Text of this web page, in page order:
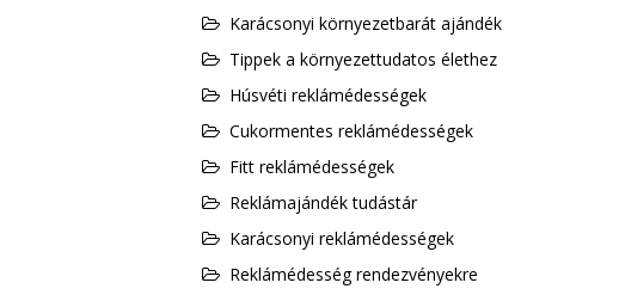
Karácsonyi környezetbarát ajándék
Tippek a környezettudatos élethez
Húsvéti reklámédességek
Cukormentes reklámédességek
Fitt reklámédességek
Reklámajándék tudástár
Karácsonyi reklámédességek
Reklámédesség rendezvényekre